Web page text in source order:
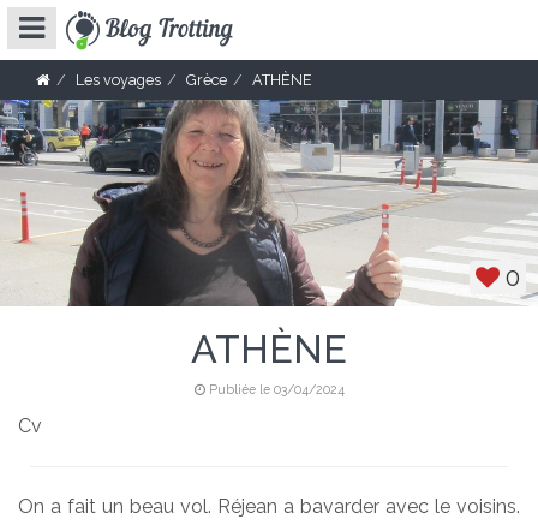
Les voyages Grèce ATHÈNE
0
ATHÈNE
Publiée le 03/04/2024
Cv
On a fait un beau vol. Réjean a bavarder avec le voisins.